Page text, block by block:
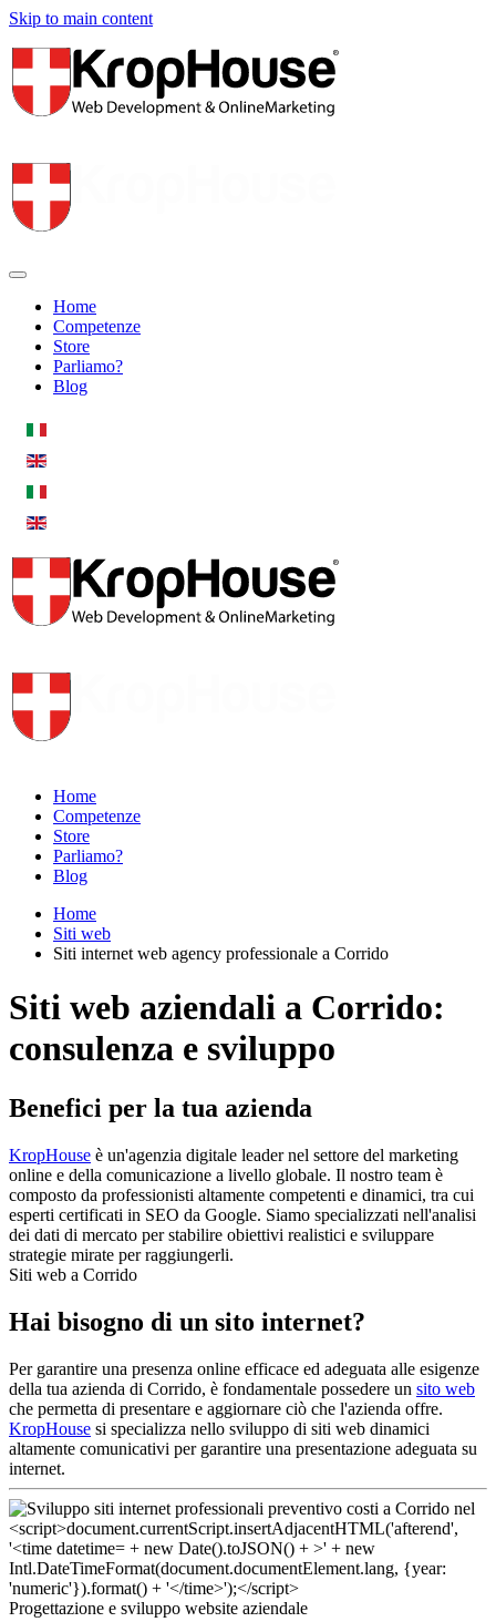
Skip to main content
Home
Competenze
Store
Parliamo?
Blog
Home
Competenze
Store
Parliamo?
Blog
Home
Siti web
Siti internet web agency professionale a Corrido
Siti web aziendali a Corrido:
consulenza e sviluppo
Benefici per la tua azienda
KropHouse è un'agenzia digitale leader nel settore del marketing
online e della comunicazione a livello globale. Il nostro team è
composto da professionisti altamente competenti e dinamici, tra cui
esperti certificati in SEO da Google. Siamo specializzati nell'analisi
dei dati di mercato per stabilire obiettivi realistici e sviluppare
strategie mirate per raggiungerli.
Siti web a Corrido
Hai bisogno di un sito internet?
Per garantire una presenza online efficace ed adeguata alle esigenze
della tua azienda di Corrido, è fondamentale possedere un sito web
che permetta di presentare e aggiornare ciò che l'azienda offre.
KropHouse si specializza nello sviluppo di siti web dinamici
altamente comunicativi per garantire una presentazione adeguata su
internet.
Progettazione e sviluppo website aziendale